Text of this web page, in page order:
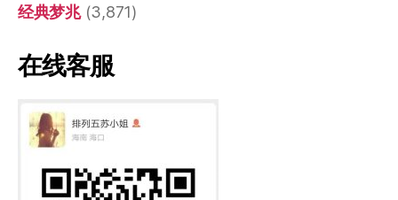
经典梦兆(3,871)
在线客服